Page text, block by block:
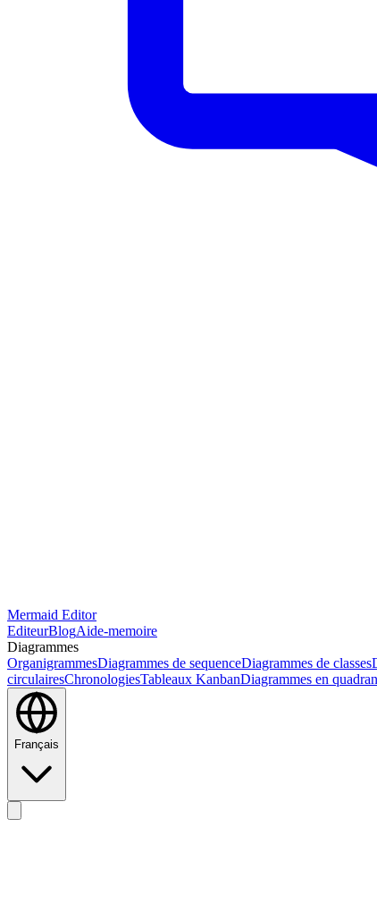
Mermaid Editor
EditeurBlogAide-memoire
Diagrammes
OrganigrammesDiagrammes de sequenceDiagrammes de classes
circulairesChronologiesTableaux KanbanDiagrammes en
Français